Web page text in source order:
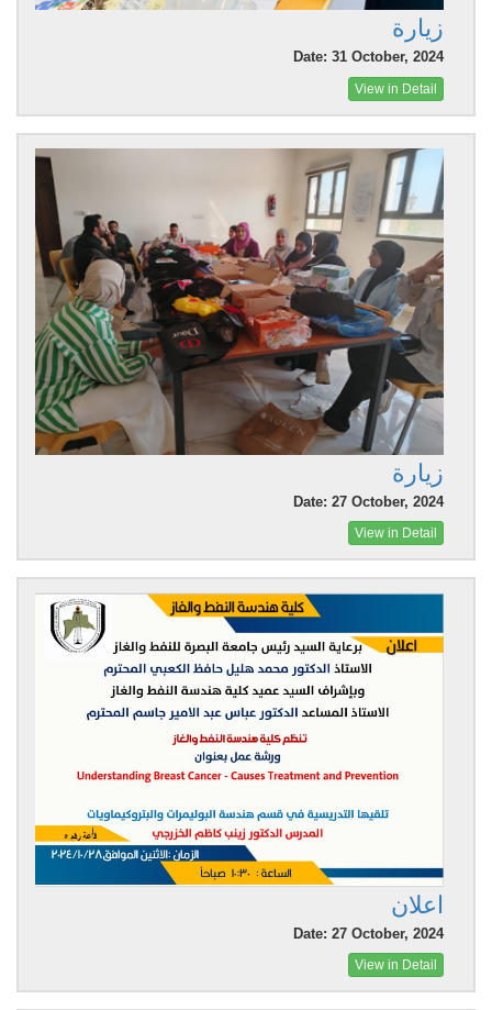
زيارة
Date: 31 October, 2024
View in Detail
زيارة
Date: 27 October, 2024
View in Detail
اعلان
Date: 27 October, 2024
View in Detail